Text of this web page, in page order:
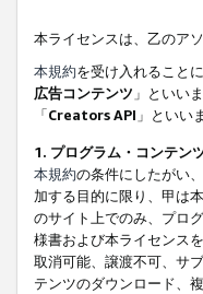
本ライセンスは、乙のア
本規約を受け入れること
広告コンテンツ 」といい
「Creators API 」といい
1. プログラム・コンテン
本規約の条件にしたがい
加する目的に限り、甲は
のサイト上でのみ、プロ
様書および本ライセンス
取消可能、譲渡不可、サ
テンツのダウンロード、